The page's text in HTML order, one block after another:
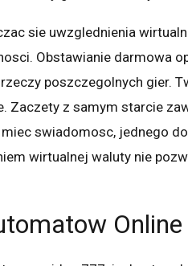
sie uwzglednienia
Obstawianie darmowa
poszczegolnych gier.
Zaczety z samym starcie
swiadomosc, jednego
wirtualnej waluty nie
Online